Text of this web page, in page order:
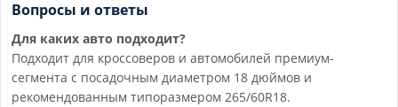
Вопросы и ответы
Для каких авто подходит?
Подходит для кроссоверов и автомобилей премиум-
сегмента с посадочным диаметром 18 дюймов и
рекомендованным типоразмером 265/60R18.